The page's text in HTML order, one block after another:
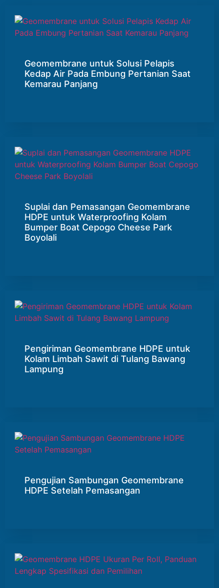
Geomembrane untuk Solusi Pelapis
Kedap Air Pada Embung Pertanian Saat
Kemarau Panjang
Suplai dan Pemasangan Geomembrane
HDPE untuk Waterproofing Kolam
Bumper Boat Cepogo Cheese Park
Boyolali
Pengiriman Geomembrane HDPE untuk
Kolam Limbah Sawit di Tulang Bawang
Lampung
Pengujian Sambungan Geomembrane
HDPE Setelah Pemasangan